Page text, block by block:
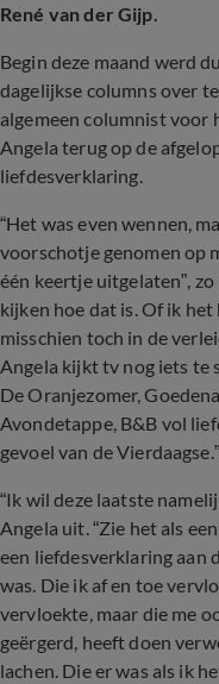
René van der Gijp.
Begin deze maand werd
dagelijkse columns over
algemeen columnist voor
Angela terug op de
liefdesverklaring.
“Het was even wennen,
voorschotje genomen op
één keertje uitgelaten”,
kijken hoe dat is. Of ik
misschien toch in de
Angela kijkt tv nog iets te
De Oranjezomer,
Avondetappe, B&B vol
gevoel van de Vierdaagse.”
“Ik wil deze laatste
Angela uit. “Zie het als
een liefdesverklaring aan
was. Die ik af en toe
vervloekte, maar die me
geërgerd, heeft doen
lachen. Die er was als ik